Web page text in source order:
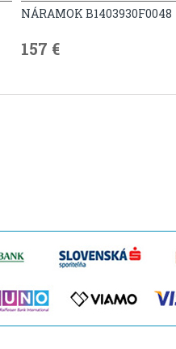
NÁRAMOK B1403930F0048
157 €